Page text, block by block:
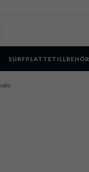
SURFPLATTETILLBEHÖR